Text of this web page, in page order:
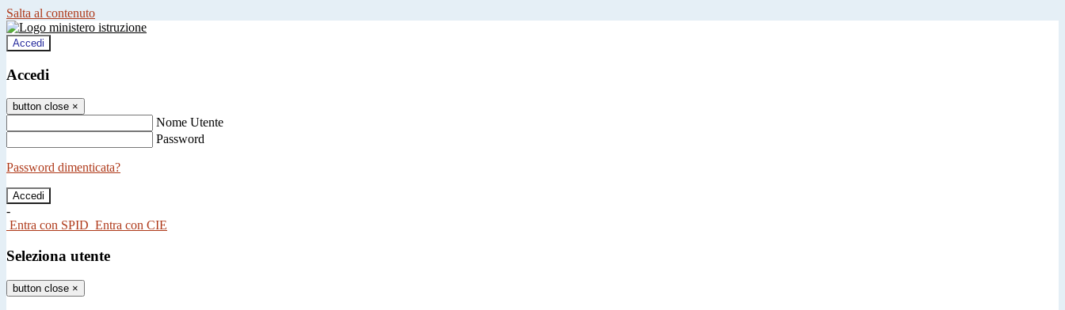
Salta al contenuto
Accedi
Accedi
button close ×
Nome Utente
Password
Password dimenticata?
-
Entra con SPID Entra con CIE
Seleziona utente
button close ×